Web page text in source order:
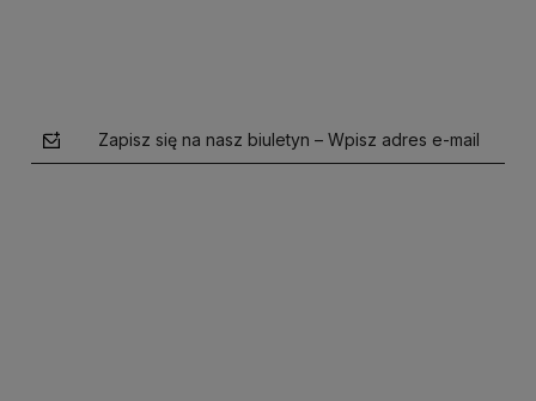
Zapisz się na nasz biuletyn – Wpisz adres e-mail